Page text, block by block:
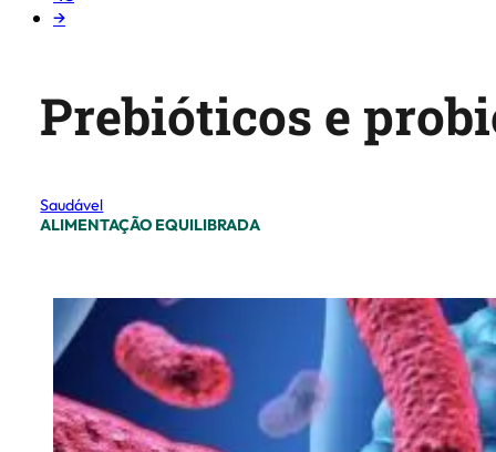
→
Prebióticos e
Saudável
ALIMENTAÇÃO EQUILIBRADA